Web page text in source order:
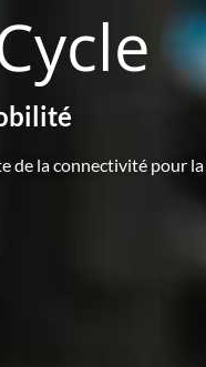
de la connectivité pour